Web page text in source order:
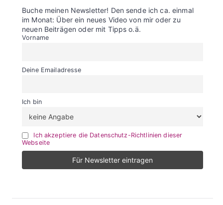
Buche meinen Newsletter! Den sende ich ca. einmal
im Monat: Über ein neues Video von mir oder zu
neuen Beiträgen oder mit Tipps o.ä.
Vorname
Deine Emailadresse
Ich bin
Ich akzeptiere die Datenschutz-Richtlinien dieser
Webseite